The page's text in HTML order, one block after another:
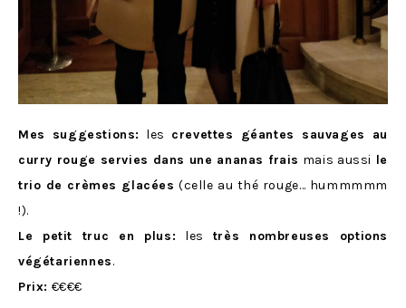
Mes suggestions: les crevettes géantes sauvages au
curry rouge servies dans une ananas frais mais aussi le
trio de crèmes glacées (celle au thé rouge… hummmmm
!).
Le petit truc en plus: les très nombreuses options
végétariennes.
Prix: €€€€